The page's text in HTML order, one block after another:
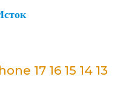
17 16 15 14 13